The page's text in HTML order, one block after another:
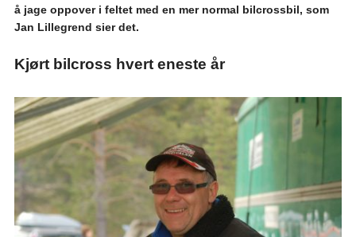
å jage oppover i feltet med en mer normal bilcrossbil, som
Jan Lillegrend sier det.
Kjørt bilcross hvert eneste år